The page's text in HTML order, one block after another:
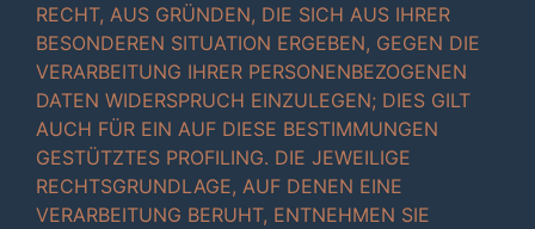
RECHT, AUS GRÜNDEN, DIE SICH AUS IHRER
BESONDEREN SITUATION ERGEBEN, GEGEN DIE
VERARBEITUNG IHRER PERSONENBEZOGENEN
DATEN WIDERSPRUCH EINZULEGEN; DIES GILT
AUCH FÜR EIN AUF DIESE BESTIMMUNGEN
GESTÜTZTES PROFILING. DIE JEWEILIGE
RECHTSGRUNDLAGE, AUF DENEN EINE
VERARBEITUNG BERUHT, ENTNEHMEN SIE